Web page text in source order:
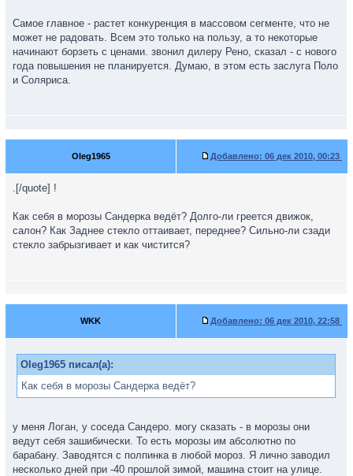
Самое главное - растет конкуренция в массовом сегменте, что не
может не радовать. Всем это только на пользу, а то некоторые
начинают борзеть с ценами. звонил дилеру Рено, сказал - с нового
года повышения не планируется. Думаю, в этом есть заслуга Поло
и Соляриса.
Oleg1965 Добавлено: 06 дек 2010, 00:23
.[/quote] !
Как себя в морозы Сандерка ведёт? Долго-ли греется движок,
салон? Как Заднее стекло оттаивает, переднее? Сильно-ли сзади
стекло забрызгивает и как чистится?
WKK Добавлено: 06 дек 2010, 22:58
Oleg1965 писал(а):
Как себя в морозы Сандерка ведёт?
у меня Логан, у соседа Сандеро. могу сказать - в морозы они
ведут себя зашибически. То есть морозы им абсолютно по
барабану. Заводятся с полпинка в любой мороз. Я лично заводил
несколько дней при -40 прошлой зимой, машина стоит на улице.